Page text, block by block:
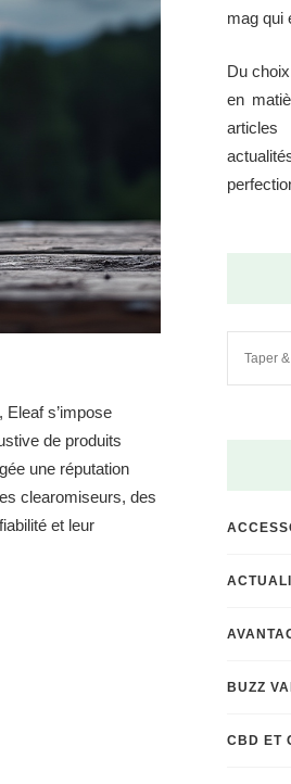
s’impose
de produits
une réputation
clearomiseurs, des
et leur
mag qui
Du
en
BUZZ
CBD ET